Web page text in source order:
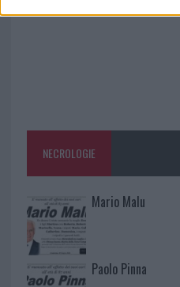
NECROLOGIE
Mario Malu
Paolo Pinna